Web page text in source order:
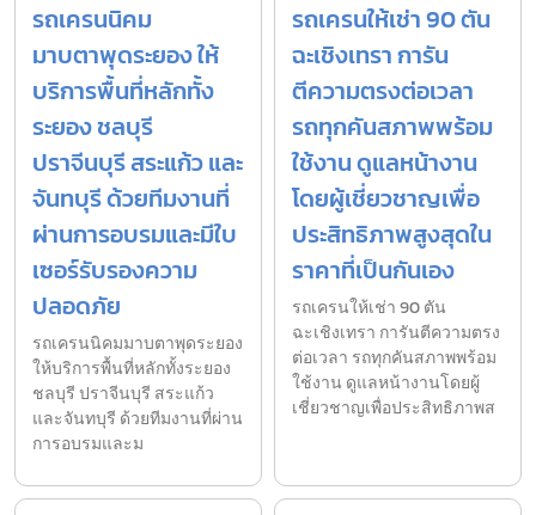
รถเครนนิคม
มาบตาพุดระยอง ให้
บริการพื้นที่หลักทั้ง
ระยอง ชลบุรี
ปราจีนบุรี สระแก้ว และ
จันทบุรี ด้วยทีมงานที่
ผ่านการอบรมและมีใบ
เซอร์รับรองความ
ปลอดภัย
รถเครนนิคมมาบตาพุดระยอง
ให้บริการพื้นที่หลักทั้งระยอง
ชลบุรี ปราจีนบุรี สระแก้ว
และจันทบุรี ด้วยทีมงานที่ผ่าน
การอบรมและม
รถเครนให้เช่า 90 ตัน
ฉะเชิงเทรา การัน
ตีความตรงต่อเวลา
รถทุกคันสภาพพร้อม
ใช้งาน ดูแลหน้างาน
โดยผู้เชี่ยวชาญเพื่อ
ประสิทธิภาพสูงสุดใน
ราคาที่เป็นกันเอง
รถเครนให้เช่า 90 ตัน
ฉะเชิงเทรา การันตีความตรง
ต่อเวลา รถทุกคันสภาพพร้อม
ใช้งาน ดูแลหน้างานโดยผู้
เชี่ยวชาญเพื่อประสิทธิภาพส